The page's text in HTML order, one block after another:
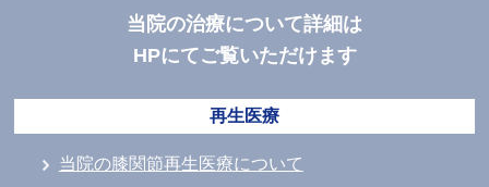
当院の治療について詳細は
HPにてご覧いただけます
再生医療
当院の膝関節再生医療について